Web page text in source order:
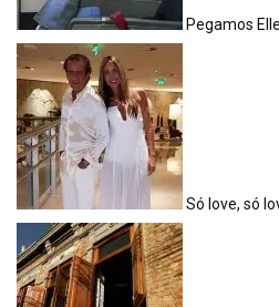
Pegamos
Só love, só